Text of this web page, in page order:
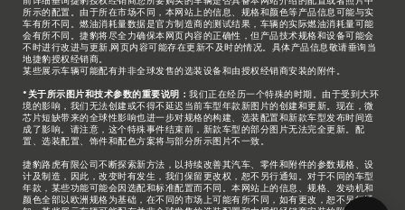
所示的配置。由于所在市场不同，本网站上的信息、规格和颜色等产品信息可能与实
车有所不同。燃油消耗量数据是官方制造商的测试结果，车辆的实际燃油消耗量可能
会有所不同。捷豹将尽全力确保本网页内容的正确性，但产品技术规格和设备可能会
不时进行改进与更新,网页内容可能存在更新不及时的情况。具体产品信息敬请垂询当
地捷豹授权经销商。
某些展示车辆可能配有并非全球发售的选装设备和由授权经销商安装的附件。
*关于所示图片和技术参数的重要说明： 我们正在经历一个特殊的时期。由于受到大环
境的影响，我们无法创建或不得不延迟当前车型年款新图片的创建和更新。现在，微
芯片短缺带来的全球性影响也进一步对规格的构建、选装配置和新款车型发布时间造
成了影响。请注意，这个特殊事件结束前，新款车型的部分图片无法完全更新。配
置、选装配置、饰件和配色方案将与部分所示图片不一致。
捷豹路虎有限公司不断探索新方法，以持续改善其汽车、零件和附件的参数规格、设
计及制造，因此，改变时有发生，我们保留更改权，恕不另行通知。对于不同的车型
年款，某些功能可能会因选配和标准配置而不同。本网站上的信息、规格、发动机和
颜色全部以欧洲规格为基础，在不同的市场上可能有所不同，如有更改，恕不另行通